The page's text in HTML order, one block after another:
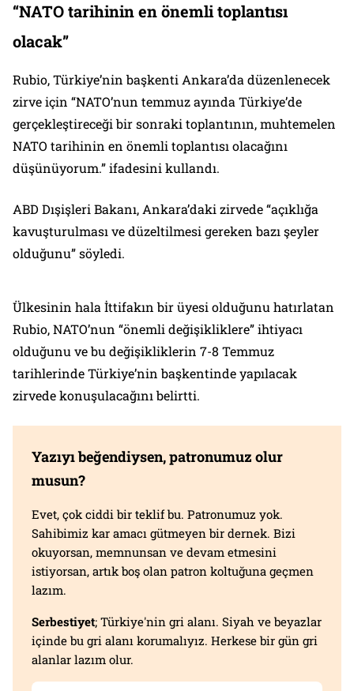
“NATO tarihinin en önemli toplantısı
olacak”
Rubio, Türkiye’nin başkenti Ankara’da düzenlenecek
zirve için “NATO’nun temmuz ayında Türkiye’de
gerçekleştireceği bir sonraki toplantının, muhtemelen
NATO tarihinin en önemli toplantısı olacağını
düşünüyorum.” ifadesini kullandı.
ABD Dışişleri Bakanı, Ankara’daki zirvede “açıklığa
kavuşturulması ve düzeltilmesi gereken bazı şeyler
olduğunu” söyledi.
Ülkesinin hala İttifakın bir üyesi olduğunu hatırlatan
Rubio, NATO’nun “önemli değişikliklere” ihtiyacı
olduğunu ve bu değişikliklerin 7-8 Temmuz
tarihlerinde Türkiye’nin başkentinde yapılacak
zirvede konuşulacağını belirtti.
Yazıyı beğendiysen, patronumuz olur
musun?
Evet, çok ciddi bir teklif bu. Patronumuz yok.
Sahibimiz kar amacı gütmeyen bir dernek. Bizi
okuyorsan, memnunsan ve devam etmesini
istiyorsan, artık boş olan patron koltuğuna geçmen
lazım.
Serbestiyet; Türkiye'nin gri alanı. Siyah ve beyazlar
içinde bu gri alanı korumalıyız. Herkese bir gün gri
alanlar lazım olur.